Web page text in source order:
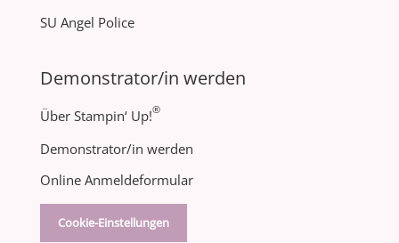
SU Angel Police
Demonstrator/in werden
Über Stampin‘ Up!®
Demonstrator/in werden
Online Anmeldeformular
Cookie-Einstellungen